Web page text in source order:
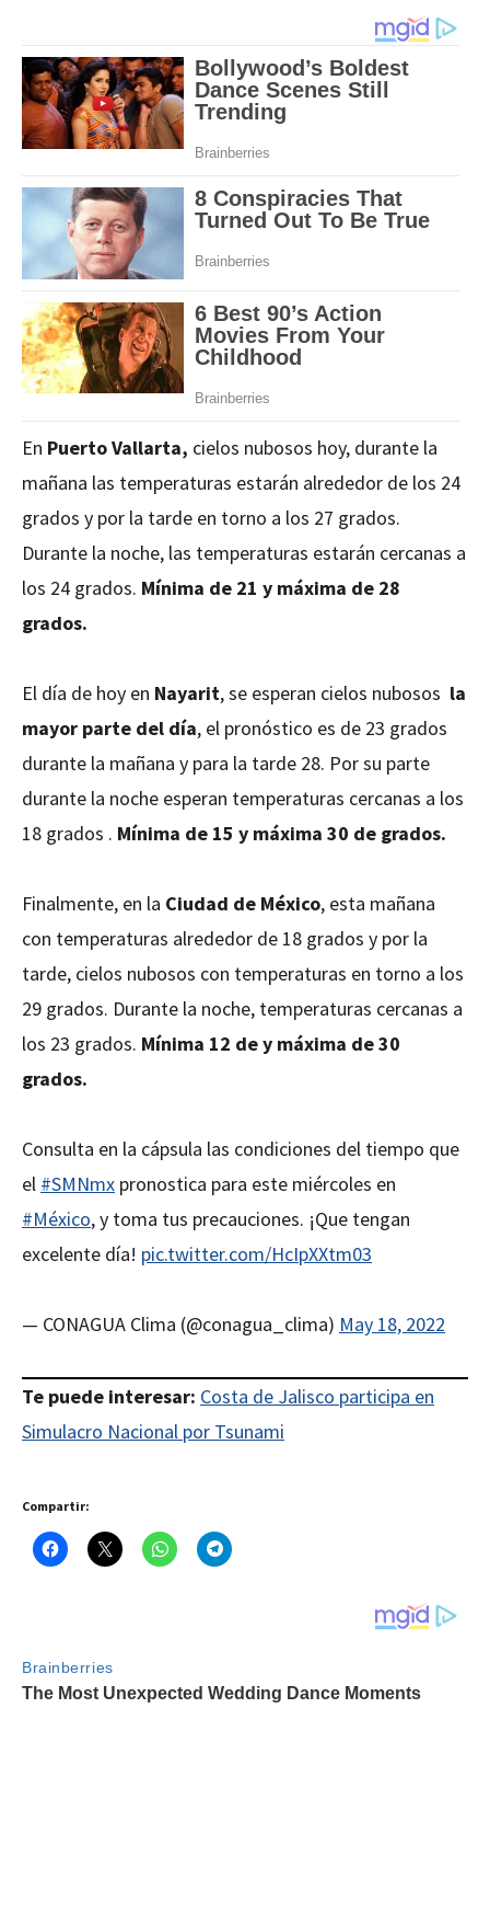
En Puerto Vallarta, cielos nubosos hoy, durante la
mañana las temperaturas estarán alrededor de los 24
grados y por la tarde en torno a los 27 grados.
Durante la noche, las temperaturas estarán cercanas a
los 24 grados. Mínima de 21 y máxima de 28
grados.
El día de hoy en Nayarit, se esperan cielos nubosos la
mayor parte del día, el pronóstico es de 23 grados
durante la mañana y para la tarde 28. Por su parte
durante la noche esperan temperaturas cercanas a los
18 grados . Mínima de 15 y máxima 30 de grados.
Finalmente, en la Ciudad de México, esta mañana
con temperaturas alrededor de 18 grados y por la
tarde, cielos nubosos con temperaturas en torno a los
29 grados. Durante la noche, temperaturas cercanas a
los 23 grados. Mínima 12 de y máxima de 30
grados.
Consulta en la cápsula las condiciones del tiempo que
el #SMNmx pronostica para este miércoles en
#México, y toma tus precauciones. ¡Que tengan
excelente día! pic.twitter.com/HcIpXXtm03
— CONAGUA Clima (@conagua_clima) May 18, 2022
Te puede interesar: Costa de Jalisco participa en
Simulacro Nacional por Tsunami
Compartir: